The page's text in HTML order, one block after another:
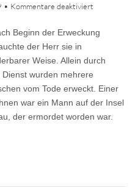
• Kommentare deaktiviert
Beginn der Erweckung
der Herr sie in
Weise. Allein durch
Dienst wurden mehrere
vom Tode erweckt. Einer
war ein Mann auf der Insel
der ermordet worden war.